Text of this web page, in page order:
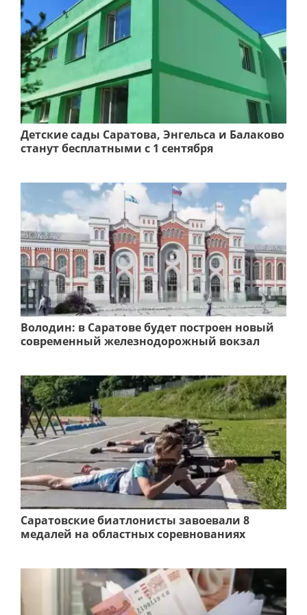
Детские сады Саратова, Энгельса и Балаково
станут бесплатными с 1 сентября
Володин: в Саратове будет построен новый
современный железнодорожный вокзал
Саратовские биатлонисты завоевали 8
медалей на областных соревнованиях